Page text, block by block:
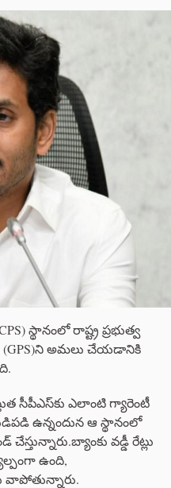
స్థానంలో రాష్ట్ర ప్రభుత్వ
(GPS)ని అమలు చేయడానికి
సీపీఎస్‌కు ఎలాంటి గ్యారెంటీ
ఉన్నందున ఆ స్థానంలో
వడ్డీ రేట్లు
ఉంది,
వాపోతున్నారు.